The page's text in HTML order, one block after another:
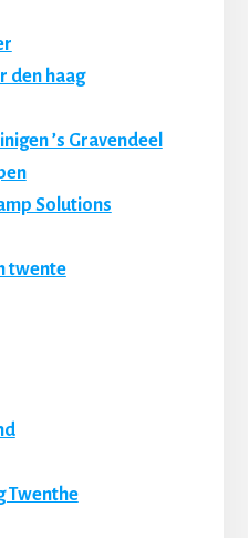
den haag
’s Gravendeel
Solutions
twente
Twenthe